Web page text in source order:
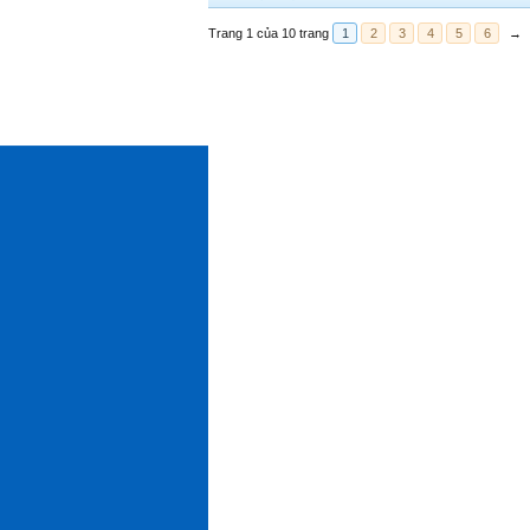
Trang 1 của 10 trang 1 2 3 4 5 6 →